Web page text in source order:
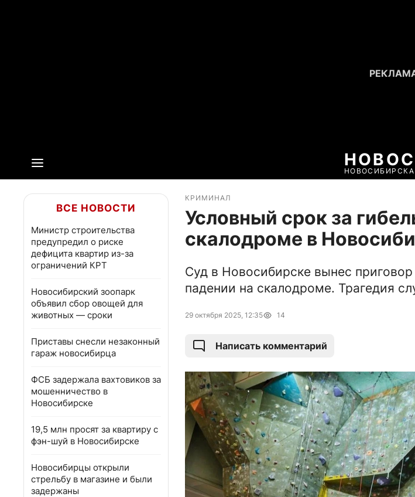
НОВОСИБИРСКА
ВСЕ НОВОСТИ
Министр строительства
предупредил о риске
дефицита квартир из-за
ограничений КРТ
Новосибирский зоопарк
объявил сбор овощей для
животных — сроки
Приставы снесли незаконный
гараж новосибирца
ФСБ задержала вахтовиков за
мошенничество в
Новосибирске
19,5 млн просят за квартиру с
фэн-шуй в Новосибирске
Новосибирцы открыли
стрельбу в магазине и были
задержаны
КРИМИНАЛ
Условный срок за
скалодроме в
Суд в Новосибирске вынес
падении на скалодроме. Трагедия
29 октября 2025, 12:35 14
Написать комментарий